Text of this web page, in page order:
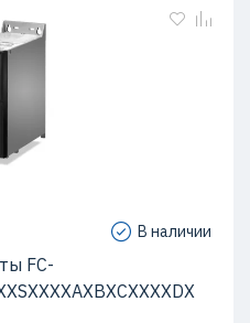
В наличии
FC-